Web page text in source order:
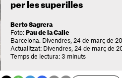
per les superilles
Berto Sagrera
Foto: Pau de la Calle
Barcelona. Divendres, 24 de març de
Actualitzat: Divendres, 24 de març de
Temps de lectura: 3 minuts